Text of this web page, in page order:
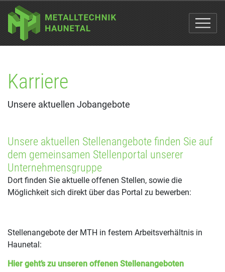
Karriere
Unsere aktuellen Jobangebote
Unsere aktuellen Stellenangebote finden Sie auf
dem gemeinsamen Stellenportal unserer
Unternehmensgruppe
Dort finden Sie aktuelle offenen Stellen, sowie die
Möglichkeit sich direkt über das Portal zu bewerben:
Stellenangebote der MTH in festem Arbeitsverhältnis in
Haunetal:
Hier geht’s zu unseren offenen Stellenangeboten